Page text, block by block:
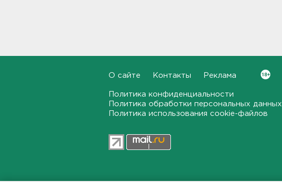
БПЛА повреждены 15
многоквартирных домов и
Скончался отец футболиста
О сайте Контакты Реклама
Политика конфиденциальности
Политика обработки персональных данных
Политика использования cookie-файлов